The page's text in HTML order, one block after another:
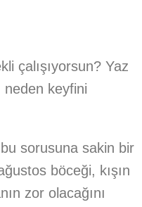
çalışıyorsun? Yaz
keyfini
sorusuna sakin bir
böceği, kışın
zor olacağını